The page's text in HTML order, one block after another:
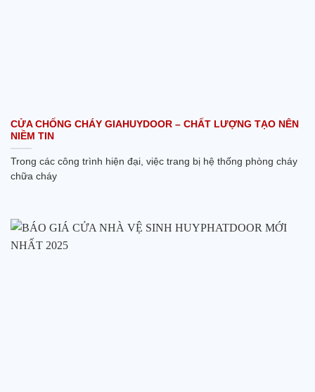
CỬA CHỐNG CHÁY GIAHUYDOOR – CHẤT LƯỢNG TẠO NÊN
NIỀM TIN
Trong các công trình hiện đại, việc trang bị hệ thống phòng cháy
chữa cháy